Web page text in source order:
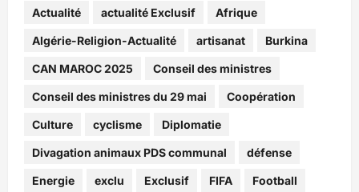
Actualité actualité Exclusif Afrique
Algérie-Religion-Actualité artisanat Burkina
CAN MAROC 2025 Conseil des ministres
Conseil des ministres du 29 mai Coopération
Culture cyclisme Diplomatie
Divagation animaux PDS communal défense
Energie exclu Exclusif FIFA Football